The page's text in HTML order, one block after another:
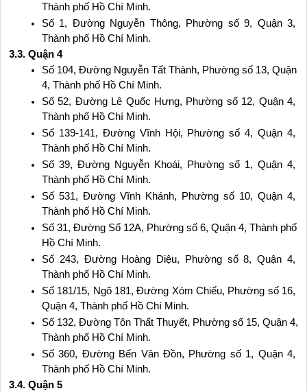
Thành phố Hồ Chí Minh.
Số 1, Đường Nguyễn Thông, Phường số 9, Quận 3,
Thành phố Hồ Chí Minh.
3.3. Quận 4
Số 104, Đường Nguyễn Tất Thành, Phường số 13, Quận
4, Thành phố Hồ Chí Minh.
Số 52, Đường Lê Quốc Hưng, Phường số 12, Quận 4,
Thành phố Hồ Chí Minh.
Số 139-141, Đường Vĩnh Hội, Phường số 4, Quận 4,
Thành phố Hồ Chí Minh.
Số 39, Đường Nguyễn Khoái, Phường số 1, Quận 4,
Thành phố Hồ Chí Minh.
Số 531, Đường Vĩnh Khánh, Phường số 10, Quận 4,
Thành phố Hồ Chí Minh.
Số 31, Đường Số 12A, Phường số 6, Quận 4, Thành phố
Hồ Chí Minh.
Số 243, Đường Hoàng Diệu, Phường số 8, Quận 4,
Thành phố Hồ Chí Minh.
Số 181/15, Ngõ 181, Đường Xóm Chiếu, Phường số 16,
Quận 4, Thành phố Hồ Chí Minh.
Số 132, Đường Tôn Thất Thuyết, Phường số 15, Quận 4,
Thành phố Hồ Chí Minh.
Số 360, Đường Bến Vân Đồn, Phường số 1, Quận 4,
Thành phố Hồ Chí Minh.
3.4. Quận 5